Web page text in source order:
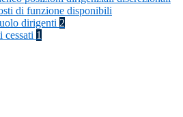
di funzione disponibili
dirigenti 2
cessati 1